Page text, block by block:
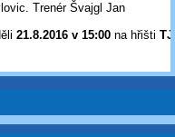
Trenér Švajgl Jan
21.8.2016 v 15:00 na hřišti